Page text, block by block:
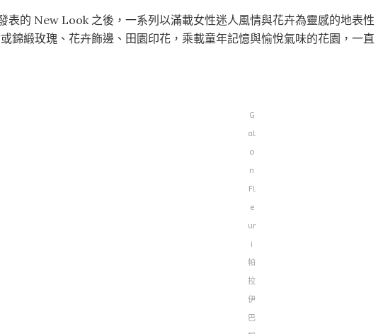
表的 New Look 之後，一系列以滿載女性迷人風情與花卉為靈感的地表性
錦緞玫瑰、花卉飾邊、田園印花，乘載童年記憶與愉悅氣味的花園，一直
G
al
o
n
Fl
e
ur
i
帕
拉
伊
巴